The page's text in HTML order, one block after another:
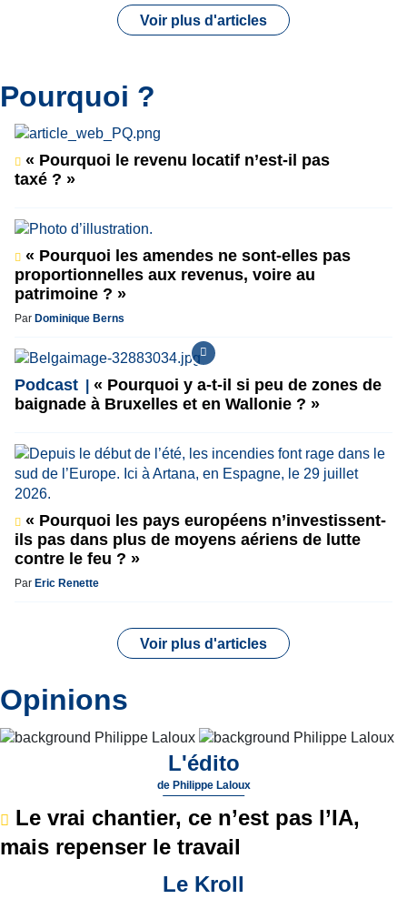
Voir plus d'articles
Pourquoi ?
« Pourquoi le revenu locatif n’est-il pas
taxé ? »
« Pourquoi les amendes ne sont-elles pas
proportionnelles aux revenus, voire au
patrimoine ? »
Par Dominique Berns
Podcast
« Pourquoi y a-t-il si peu de zones de
baignade à Bruxelles et en Wallonie ? »
« Pourquoi les pays européens n’investissent-
ils pas dans plus de moyens aériens de lutte
contre le feu ? »
Par Eric Renette
Voir plus d'articles
Opinions
L'édito
de Philippe Laloux
Le vrai chantier, ce n’est pas l’IA,
mais repenser le travail
Le Kroll